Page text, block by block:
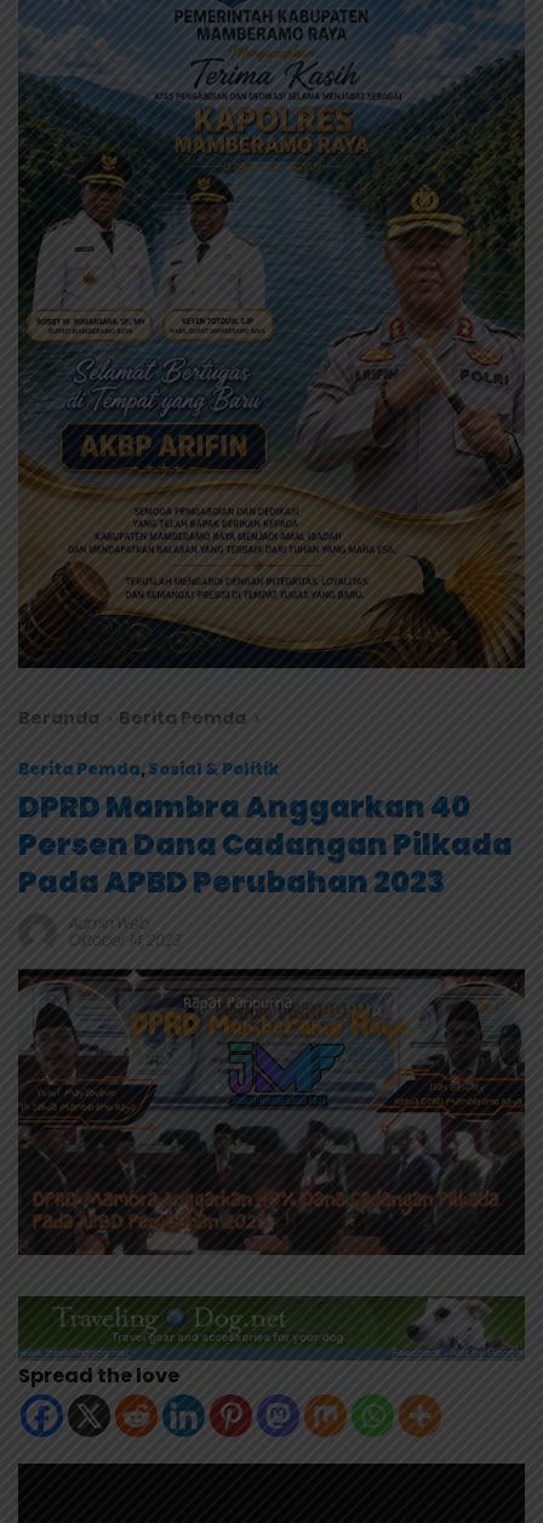
Beranda Berita Pemda
Berita Pemda,Sosial & Politik
DPRD Mambra Anggarkan 40
Persen Dana Cadangan Pilkada
Pada APBD Perubahan 2023
Admin Web
Oktober 14, 2023
Spread the love